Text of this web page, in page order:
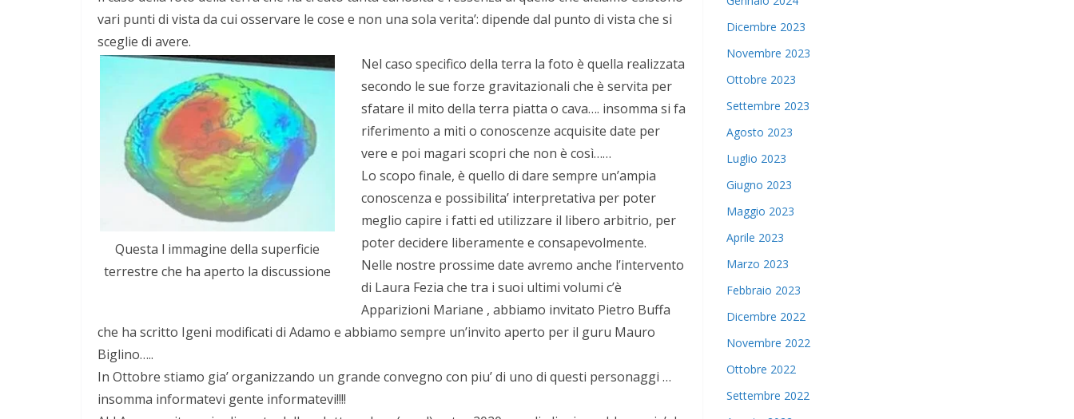
vari punti di vista da cui osservare le cose e non una sola verita’: dipende dal punto di vista che si
sceglie di avere.
Questa l immagine della superficie
terrestre che ha aperto la discussione
Nel caso specifico della terra la foto è quella realizzata
secondo le sue forze gravitazionali che è servita per
sfatare il mito della terra piatta o cava…. insomma si fa
riferimento a miti o conoscenze acquisite date per
vere e poi magari scopri che non è così……
Lo scopo finale, è quello di dare sempre un’ampia
conoscenza e possibilita’ interpretativa per poter
meglio capire i fatti ed utilizzare il libero arbitrio, per
poter decidere liberamente e consapevolmente.
Nelle nostre prossime date avremo anche l’intervento
di Laura Fezia che tra i suoi ultimi volumi c’è
Apparizioni Mariane , abbiamo invitato Pietro Buffa
che ha scritto Igeni modificati di Adamo e abbiamo sempre un’invito aperto per il guru Mauro
Biglino…..
In Ottobre stiamo gia’ organizzando un grande convegno con piu’ di uno di questi personaggi …
insomma informatevi gente informatevi!!!!
Dicembre 2023
Novembre 2023
Ottobre 2023
Settembre 2023
Agosto 2023
Luglio 2023
Giugno 2023
Maggio 2023
Aprile 2023
Marzo 2023
Febbraio 2023
Dicembre 2022
Novembre 2022
Ottobre 2022
Settembre 2022